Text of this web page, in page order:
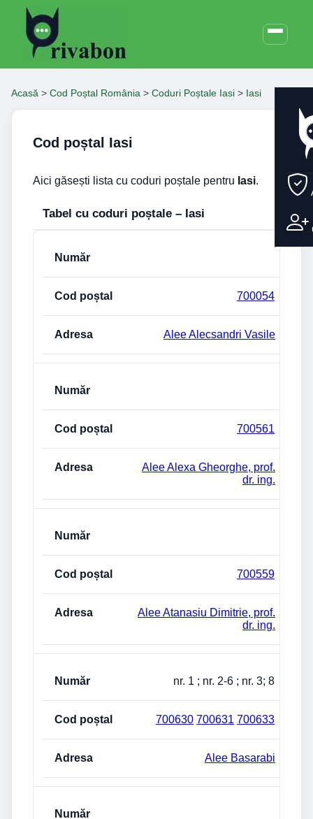
Acasă > Cod Poștal România > Coduri Poștale Iasi > Iasi
Cod poștal Iasi
Aici găsești lista cu coduri poștale pentru Iasi.
Tabel cu coduri poștale – Iasi
700054
Alee Alecsandri Vasile
700561
Alee Alexa Gheorghe, prof.
dr. ing.
700559
Alee Atanasiu Dimitrie, prof.
dr. ing.
nr. 1 ; nr. 2-6 ; nr. 3; 8
700630 700631 700633
Alee Basarabi